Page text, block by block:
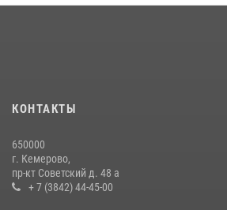
КОНТАКТЫ
650000
г. Кемерово,
пр-кт Советский д. 48 а
+ 7 (3842) 44-45-00